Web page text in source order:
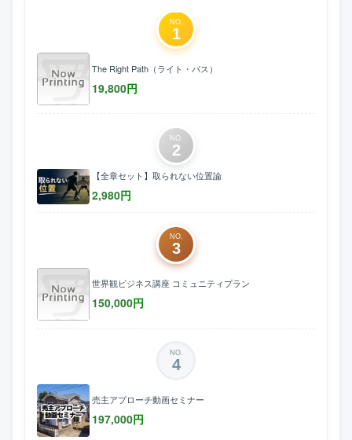
NO.
1
The Right Path（ライト・パス）
19,800円
NO.
2
【全章セット】取られない位置論
2,980円
NO.
3
世界観ビジネス講座 コミュニティプラン
150,000円
NO.
4
売主アプローチ動画セミナー
197,000円